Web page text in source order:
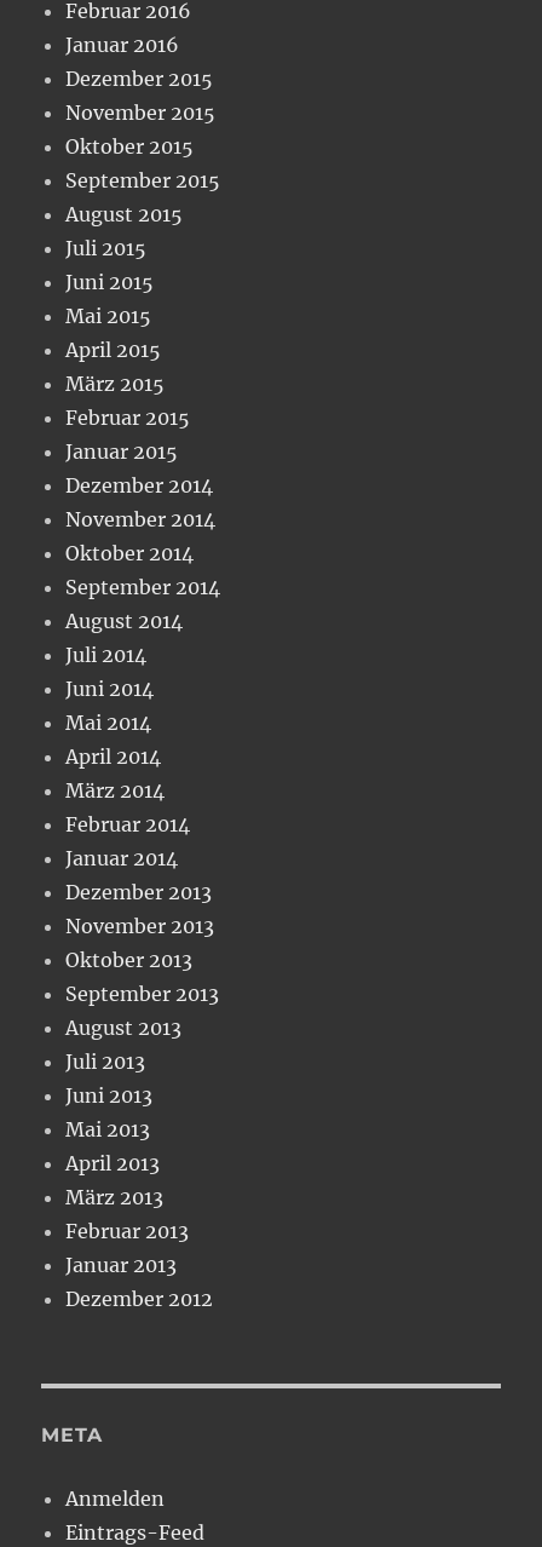
Februar 2016
Januar 2016
Dezember 2015
November 2015
Oktober 2015
September 2015
August 2015
Juli 2015
Juni 2015
Mai 2015
April 2015
März 2015
Februar 2015
Januar 2015
Dezember 2014
November 2014
Oktober 2014
September 2014
August 2014
Juli 2014
Juni 2014
Mai 2014
April 2014
März 2014
Februar 2014
Januar 2014
Dezember 2013
November 2013
Oktober 2013
September 2013
August 2013
Juli 2013
Juni 2013
Mai 2013
April 2013
März 2013
Februar 2013
Januar 2013
Dezember 2012
META
Anmelden
Eintrags-Feed